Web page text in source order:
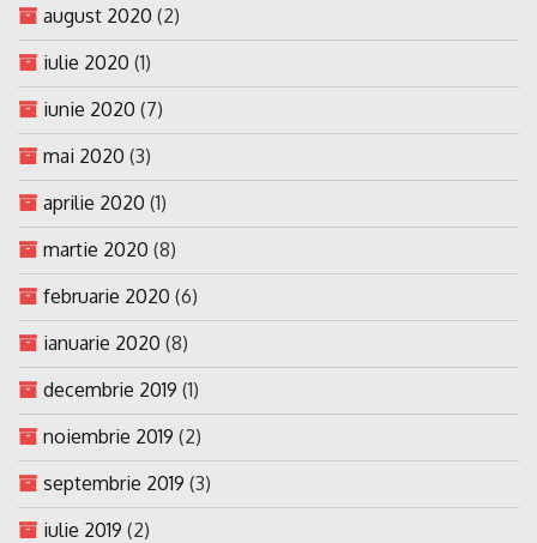
august 2020 (2)
iulie 2020 (1)
iunie 2020 (7)
mai 2020 (3)
aprilie 2020 (1)
martie 2020 (8)
februarie 2020 (6)
ianuarie 2020 (8)
decembrie 2019 (1)
noiembrie 2019 (2)
septembrie 2019 (3)
iulie 2019 (2)